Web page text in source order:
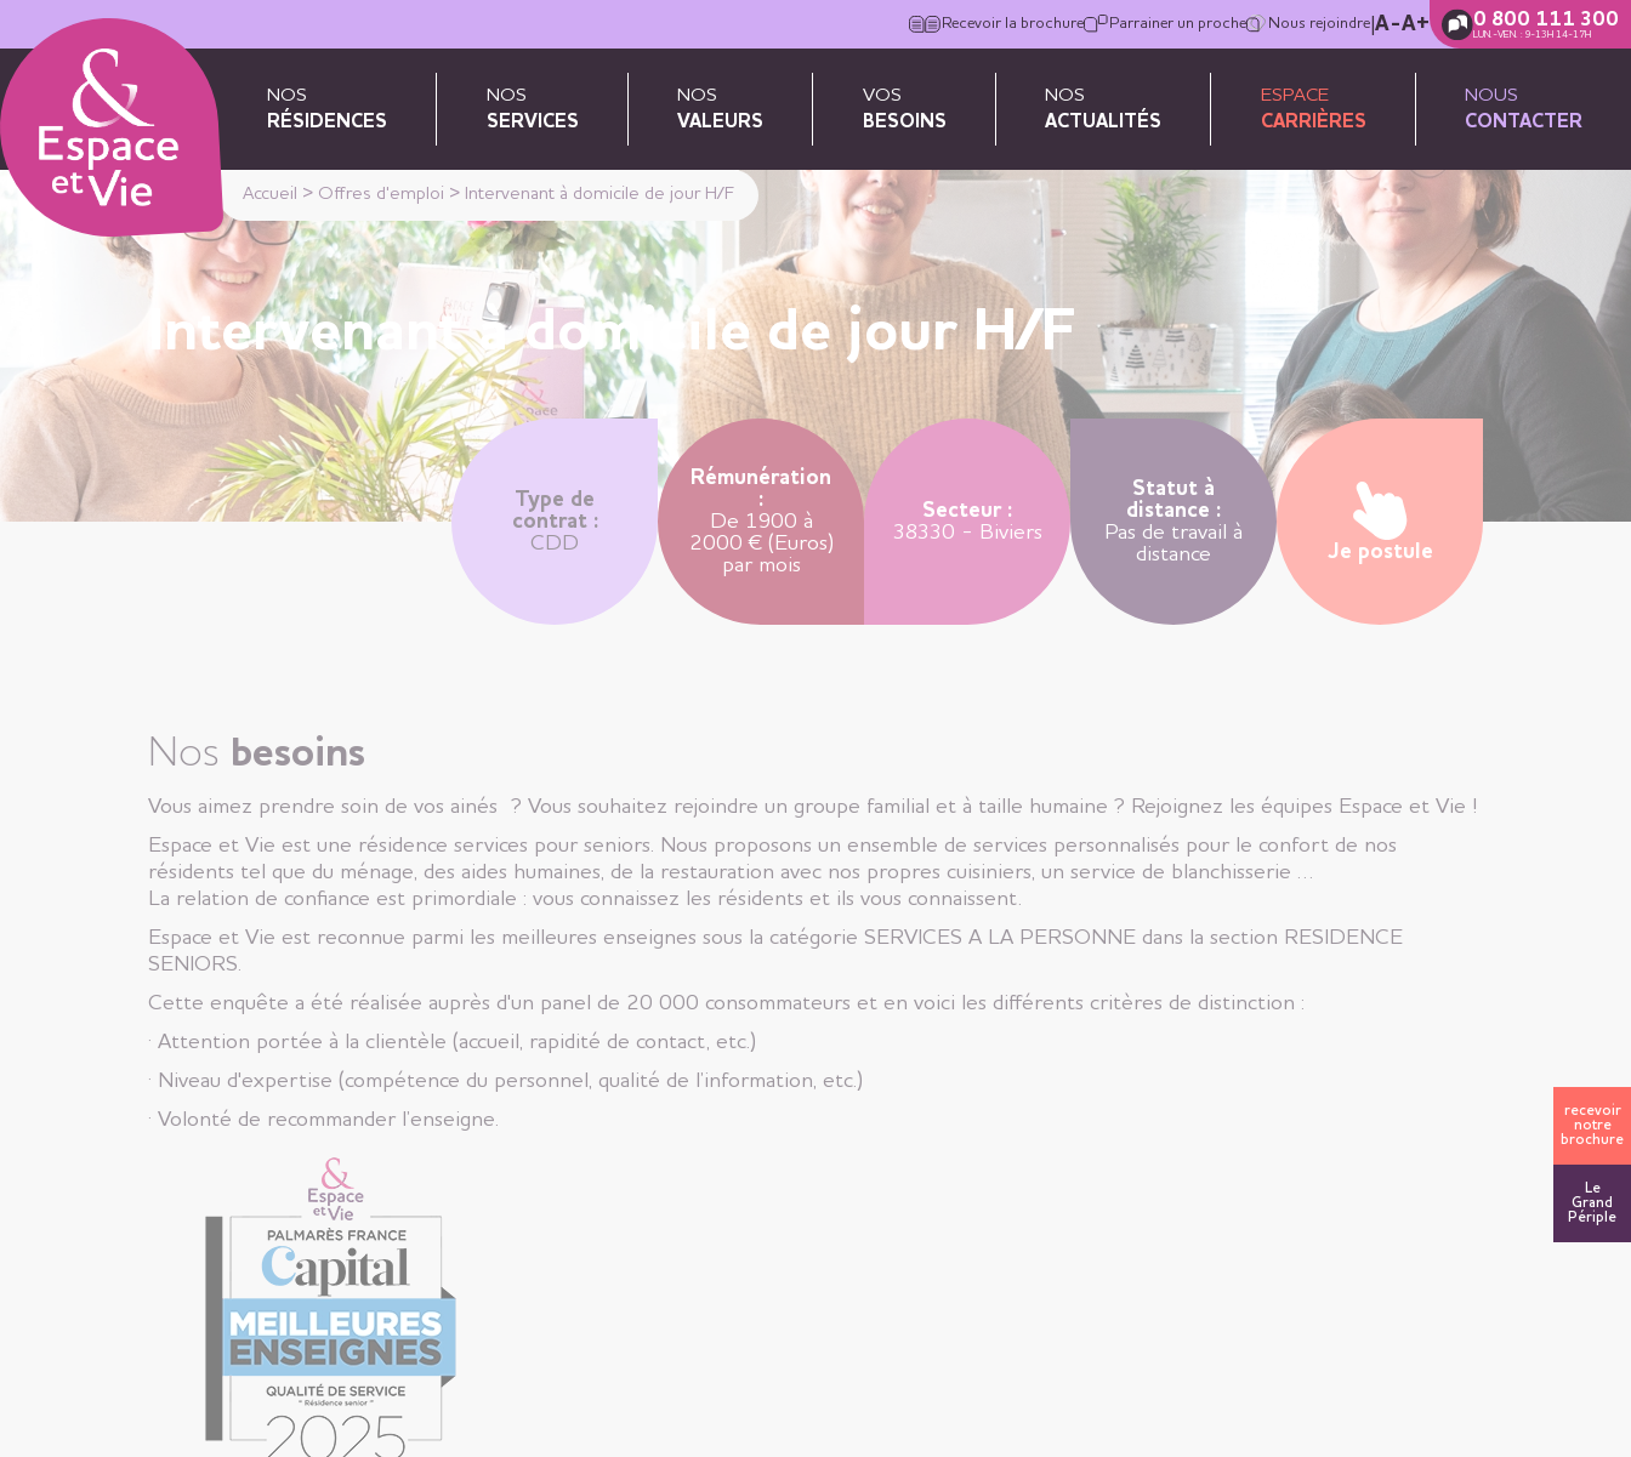
Recevoir la brochure Parrainer un proche Nous rejoindre A-A+ 0 800 111 300
LUN.-VEN. : 9-13H 14-17H
NOS
RÉSIDENCES
NOS
SERVICES
NOS
VALEURS
VOS
BESOINS
NOS
ACTUALITÉS
ESPACE
CARRIÈRES
NOUS
CONTACTER
Accueil > Offres d'emploi > Intervenant à domicile de jour H/F
Intervenant à domicile de jour H/F
Type de
contrat :
CDD
Rémunération
:
De 1900 à
2000 € (Euros)
par mois
Secteur :
38330 - Biviers
Statut à
distance :
Pas de travail à
distance
Je postule
Nos besoins
Vous aimez prendre soin de vos ainés ? Vous souhaitez rejoindre un groupe familial et à taille humaine ? Rejoignez les équipes Espace et Vie !
Espace et Vie est une résidence services pour seniors. Nous proposons un ensemble de services personnalisés pour le confort de nos
résidents tel que du ménage, des aides humaines, de la restauration avec nos propres cuisiniers, un service de blanchisserie …
La relation de confiance est primordiale : vous connaissez les résidents et ils vous connaissent.
Espace et Vie est reconnue parmi les meilleures enseignes sous la catégorie SERVICES A LA PERSONNE dans la section RESIDENCE
SENIORS.
Cette enquête a été réalisée auprès d'un panel de 20 000 consommateurs et en voici les différents critères de distinction :
· Attention portée à la clientèle (accueil, rapidité de contact, etc.)
· Niveau d'expertise (compétence du personnel, qualité de l’information, etc.)
· Volonté de recommander l’enseigne.
recevoir
notre
brochure
Le
Grand
Périple